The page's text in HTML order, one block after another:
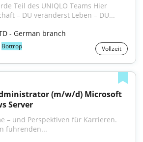
Teil des UNIQLO Teams Hier
– DU veränderst Leben – DU...
- German branch
Bottrop Vollzeit
(m/w/d) Microsoft
Server
– und Perspektiven für Karrieren.
führenden...